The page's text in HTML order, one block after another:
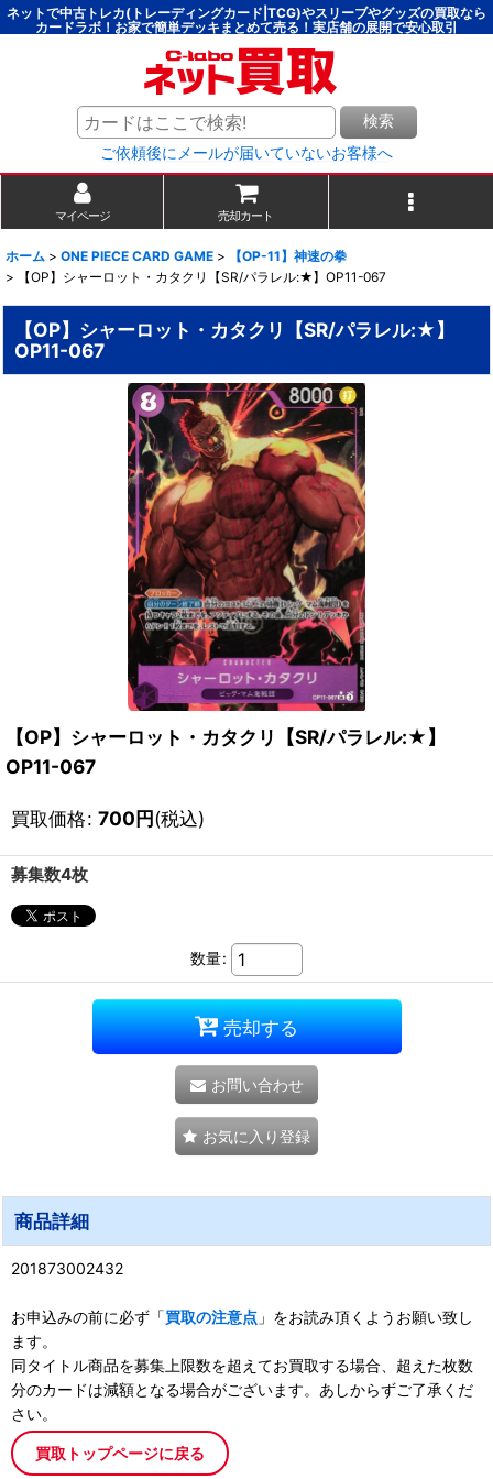
ネットで中古トレカ(トレーディングカード|TCG)やスリーブやグッズの買取なら
カードラボ！お家で簡単デッキまとめて売る！実店舗の展開で安心取引
検索
ご依頼後にメールが届いていないお客様へ
マイページ 売却カート
ホーム > ONE PIECE CARD GAME >
【OP-11】神速の拳
>
【OP】シャーロット・カタクリ【SR/パラレル:★】OP11-067
【OP】シャーロット・カタクリ【SR/パラレル:★】
OP11-067
【OP】シャーロット・カタクリ【SR/パラレル:★】
OP11-067
買取価格: 700円(税込)
募集数4枚
数量:
売却する
お問い合わせ
お気に入り登録
商品詳細
201873002432
お申込みの前に必ず「買取の注意点 」をお読み頂くようお願い致し
ます。
同タイトル商品を募集上限数を超えてお買取する場合、超えた枚数
分のカードは減額となる場合がございます。あしからずご了承くだ
さい。
買取トップページに戻る